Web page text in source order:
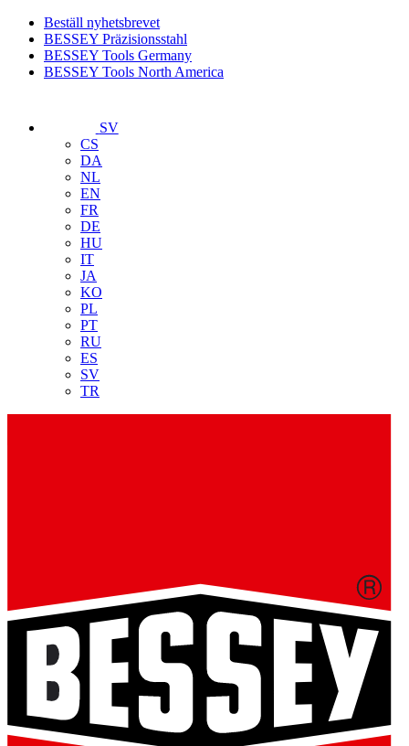
Beställ nyhetsbrevet
BESSEY Präzisionsstahl
BESSEY Tools Germany
BESSEY Tools North America
SV
CS
DA
NL
EN
FR
DE
HU
IT
JA
KO
PL
PT
RU
ES
SV
TR